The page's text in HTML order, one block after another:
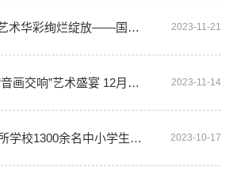
【中国财经报】让艺术华彩绚烂绽放——国家艺术基金十年成果综述 2023-11-21
【济南时报】这场“音画交响”艺术盛宴 12月1日在济南上演 2023-11-14
【济南时报】40余所学校1300余名中小学生参与 这场美育“公开课”揭秘交响乐团排练幕后 2023-10-17